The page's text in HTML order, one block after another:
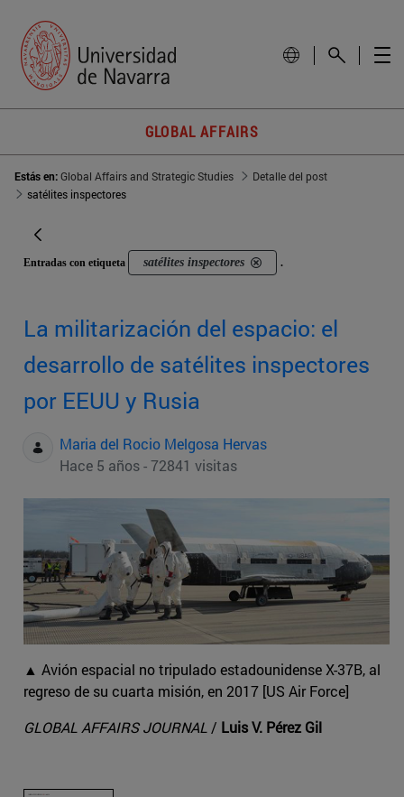
GLOBAL AFFAIRS
Estás en:Global Affairs and Strategic Studies
Detalle del post
satélites inspectores
Entradas con etiqueta satélites inspectores .
La militarización del espacio: el
desarrollo de satélites inspectores
por EEUU y Rusia
Maria del Rocio Melgosa Hervas
Hace 5 años - 72841 visitas
▲ Avión espacial no tripulado estadounidense X-37B, al
regreso de su cuarta misión, en 2017 [US Air Force]
GLOBAL AFFAIRS JOURNAL / Luis V. Pérez Gil